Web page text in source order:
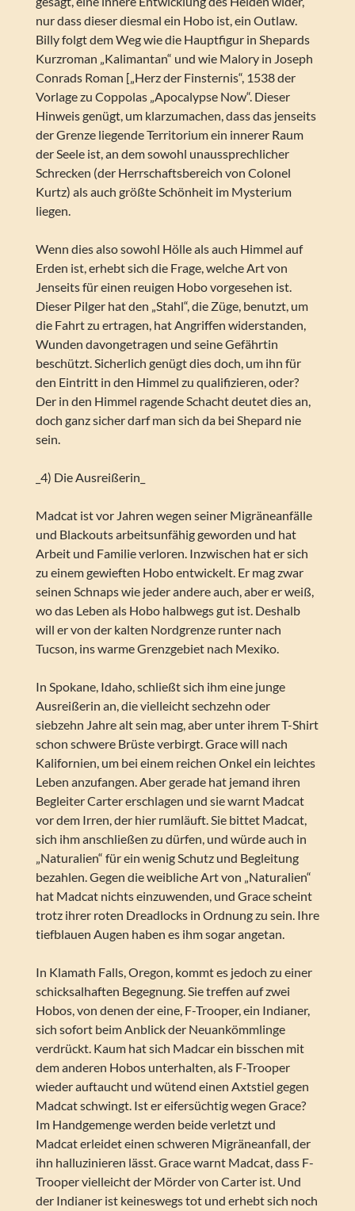
nur dass dieser diesmal ein Hobo ist, ein Outlaw.
Billy folgt dem Weg wie die Hauptfigur in Shepards
Kurzroman „Kalimantan“ und wie Malory in Joseph
Conrads Roman [„Herz der Finsternis“, 1538 der
Vorlage zu Coppolas „Apocalypse Now“. Dieser
Hinweis genügt, um klarzumachen, dass das jenseits
der Grenze liegende Territorium ein innerer Raum
der Seele ist, an dem sowohl unaussprechlicher
Schrecken (der Herrschaftsbereich von Colonel
Kurtz) als auch größte Schönheit im Mysterium
liegen.
Wenn dies also sowohl Hölle als auch Himmel auf
Erden ist, erhebt sich die Frage, welche Art von
Jenseits für einen reuigen Hobo vorgesehen ist.
Dieser Pilger hat den „Stahl“, die Züge, benutzt, um
die Fahrt zu ertragen, hat Angriffen widerstanden,
Wunden davongetragen und seine Gefährtin
beschützt. Sicherlich genügt dies doch, um ihn für
den Eintritt in den Himmel zu qualifizieren, oder?
Der in den Himmel ragende Schacht deutet dies an,
doch ganz sicher darf man sich da bei Shepard nie
sein.
_4) Die Ausreißerin_
Madcat ist vor Jahren wegen seiner Migräneanfälle
und Blackouts arbeitsunfähig geworden und hat
Arbeit und Familie verloren. Inzwischen hat er sich
zu einem gewieften Hobo entwickelt. Er mag zwar
seinen Schnaps wie jeder andere auch, aber er weiß,
wo das Leben als Hobo halbwegs gut ist. Deshalb
will er von der kalten Nordgrenze runter nach
Tucson, ins warme Grenzgebiet nach Mexiko.
In Spokane, Idaho, schließt sich ihm eine junge
Ausreißerin an, die vielleicht sechzehn oder
siebzehn Jahre alt sein mag, aber unter ihrem T-Shirt
schon schwere Brüste verbirgt. Grace will nach
Kalifornien, um bei einem reichen Onkel ein leichtes
Leben anzufangen. Aber gerade hat jemand ihren
Begleiter Carter erschlagen und sie warnt Madcat
vor dem Irren, der hier rumläuft. Sie bittet Madcat,
sich ihm anschließen zu dürfen, und würde auch in
„Naturalien“ für ein wenig Schutz und Begleitung
bezahlen. Gegen die weibliche Art von „Naturalien“
hat Madcat nichts einzuwenden, und Grace scheint
trotz ihrer roten Dreadlocks in Ordnung zu sein. Ihre
tiefblauen Augen haben es ihm sogar angetan.
In Klamath Falls, Oregon, kommt es jedoch zu einer
schicksalhaften Begegnung. Sie treffen auf zwei
Hobos, von denen der eine, F-Trooper, ein Indianer,
sich sofort beim Anblick der Neuankömmlinge
verdrückt. Kaum hat sich Madcar ein bisschen mit
dem anderen Hobos unterhalten, als F-Trooper
wieder auftaucht und wütend einen Axtstiel gegen
Madcat schwingt. Ist er eifersüchtig wegen Grace?
Im Handgemenge werden beide verletzt und
Madcat erleidet einen schweren Migräneanfall, der
ihn halluzinieren lässt. Grace warnt Madcat, dass F-
Trooper vielleicht der Mörder von Carter ist. Und
der Indianer ist keineswegs tot und erhebt sich noch